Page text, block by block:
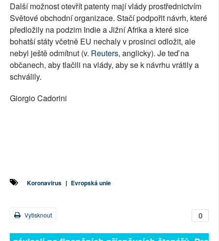
Další možnost otevřít patenty mají vlády prostřednictvím
Světové obchodní organizace. Stačí podpořit návrh, které
předložily na podzim Indie a Jižní Afrika a které sice
bohatší státy včetně EU nechaly v prosinci odložit, ale
nebyl ještě odmítnut (v. Reuters, anglicky). Je teď na
občanech, aby tlačili na vlády, aby se k návrhu vrátily a
schválily.
Giorgio Cadorini
Koronavirus | Evropská unie
0
Vytisknout